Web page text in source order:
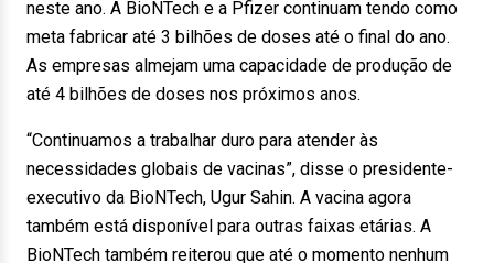
neste ano. A BioNTech e a Pfizer continuam tendo como
meta fabricar até 3 bilhões de doses até o final do ano.
As empresas almejam uma capacidade de produção de
até 4 bilhões de doses nos próximos anos.
“Continuamos a trabalhar duro para atender às
necessidades globais de vacinas”, disse o presidente-
executivo da BioNTech, Ugur Sahin. A vacina agora
também está disponível para outras faixas etárias. A
BioNTech também reiterou que até o momento nenhum